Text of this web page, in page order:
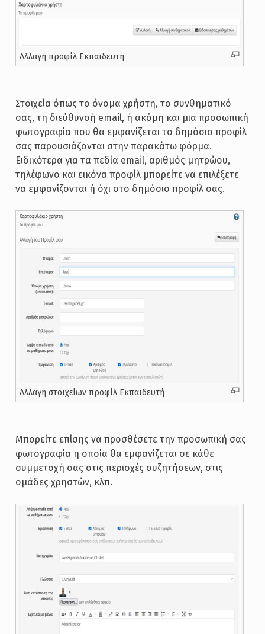
Αλλαγή προφίλ Εκπαιδευτή
Στοιχεία όπως το όνομα χρήστη, το συνθηματικό
σας, τη διεύθυνσή email, ή ακόμη και μια προσωπική
φωτογραφία που θα εμφανίζεται το δημόσιο προφίλ
σας παρουσιάζονται στην παρακάτω φόρμα.
Ειδικότερα για τα πεδία email, αριθμός μητρώου,
τηλέφωνο και εικόνα προφίλ μπορείτε να επιλέξετε
να εμφανίζονται ή όχι στο δημόσιο προφίλ σας.
Αλλαγή στοιχείων προφίλ Εκπαιδευτή
Μπορείτε επίσης να προσθέσετε την προσωπική σας
φωτογραφία η οποία θα εμφανίζεται σε κάθε
συμμετοχή σας στις περιοχές συζητήσεων, στις
ομάδες χρηστών, κλπ.